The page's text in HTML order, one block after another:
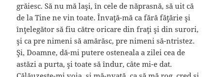
grăiesc. Să nu mă laşi, în cele de năprasnă, să uit că
de la Tine ne vin toate. Învaţă-mă ca fără făţărie şi
înţelegător să fiu către oricare din fraţi şi din surori,
şi ca pre nimeni să amărăsc, pre nimeni să-ntristez.
Şi, Doamne, dă-mi putere osteneala a zilei cea de
astăzi a purta, şi toate să îndur, câte mi-e dat.